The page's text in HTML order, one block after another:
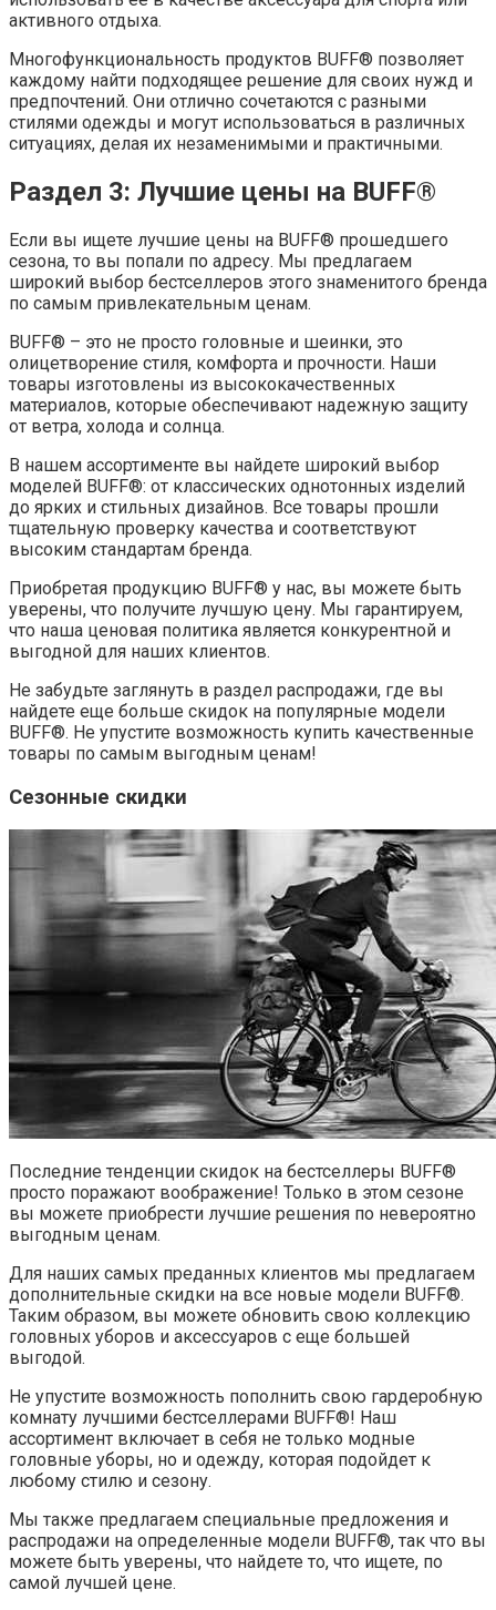
активного отдыха.
Многофункциональность продуктов BUFF® позволяет
каждому найти подходящее решение для своих нужд и
предпочтений. Они отлично сочетаются с разными
стилями одежды и могут использоваться в различных
ситуациях, делая их незаменимыми и практичными.
Раздел 3: Лучшие цены на BUFF®
Если вы ищете лучшие цены на BUFF® прошедшего
сезона, то вы попали по адресу. Мы предлагаем
широкий выбор бестселлеров этого знаменитого бренда
по самым привлекательным ценам.
BUFF® – это не просто головные и шеинки, это
олицетворение стиля, комфорта и прочности. Наши
товары изготовлены из высококачественных
материалов, которые обеспечивают надежную защиту
от ветра, холода и солнца.
В нашем ассортименте вы найдете широкий выбор
моделей BUFF®: от классических однотонных изделий
до ярких и стильных дизайнов. Все товары прошли
тщательную проверку качества и соответствуют
высоким стандартам бренда.
Приобретая продукцию BUFF® у нас, вы можете быть
уверены, что получите лучшую цену. Мы гарантируем,
что наша ценовая политика является конкурентной и
выгодной для наших клиентов.
Не забудьте заглянуть в раздел распродажи, где вы
найдете еще больше скидок на популярные модели
BUFF®. Не упустите возможность купить качественные
товары по самым выгодным ценам!
Сезонные скидки
Последние тенденции скидок на бестселлеры BUFF®
просто поражают воображение! Только в этом сезоне
вы можете приобрести лучшие решения по невероятно
выгодным ценам.
Для наших самых преданных клиентов мы предлагаем
дополнительные скидки на все новые модели BUFF®.
Таким образом, вы можете обновить свою коллекцию
головных уборов и аксессуаров с еще большей
выгодой.
Не упустите возможность пополнить свою гардеробную
комнату лучшими бестселлерами BUFF®! Наш
ассортимент включает в себя не только модные
головные уборы, но и одежду, которая подойдет к
любому стилю и сезону.
Мы также предлагаем специальные предложения и
распродажи на определенные модели BUFF®, так что вы
можете быть уверены, что найдете то, что ищете, по
самой лучшей цене.